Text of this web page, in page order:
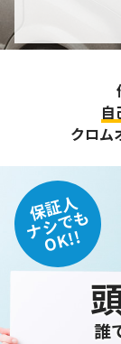
個人情報の
失、破壊、改
に努め、合理
また、個人情
するとともに
定め、その内
個人情報の
ご本人から、
開示の請求が
当ホームペー
正・削除・開
自
クロム
保証人
ナシでも
OK!!
誰